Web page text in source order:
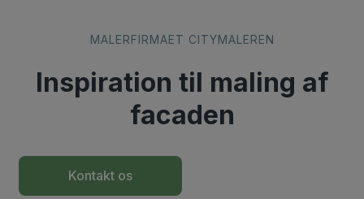
​MALERFIRMAET CITYMALEREN
Inspiration til maling af
facaden
Kontakt os